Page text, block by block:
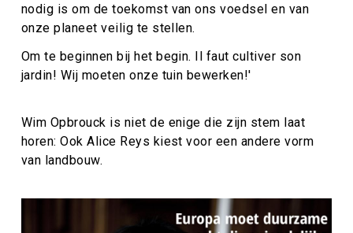
nodig is om de toekomst van ons voedsel en van
onze planeet veilig te stellen.
Om te beginnen bij het begin. Il faut cultiver son
jardin! Wij moeten onze tuin bewerken!'
Wim Opbrouck is niet de enige die zijn stem laat
horen: Ook Alice Reys kiest voor een andere vorm
van landbouw.